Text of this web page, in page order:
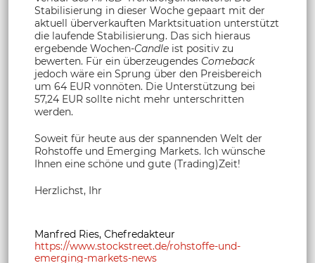
Stabilisierung in dieser Woche gepaart mit der
aktuell überverkauften Marktsituation unterstützt
die laufende Stabilisierung. Das sich hieraus
ergebende Wochen-Candle ist positiv zu
bewerten. Für ein überzeugendes Comeback
jedoch wäre ein Sprung über den Preisbereich
um 64 EUR vonnöten. Die Unterstützung bei
57,24 EUR sollte nicht mehr unterschritten
werden.
Soweit für heute aus der spannenden Welt der
Rohstoffe und Emerging Markets. Ich wünsche
Ihnen eine schöne und gute (Trading)Zeit!
Herzlichst, Ihr
Manfred Ries, Chefredakteur
https://www.stockstreet.de/rohstoffe-und-
emerging-markets-news